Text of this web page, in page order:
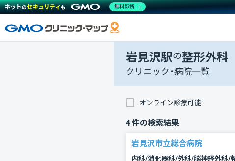
岩見沢駅の整形外科
クリニック・病院一覧
オンライン診療可能
4 件の検索結果
岩見沢市立総合病院
無料診断